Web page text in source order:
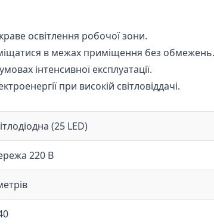
освітлення робочої зони.
в межах приміщення без обмежень.
інтенсивної експлуатації.
при високій світловіддачі.
(25 LED)
220 В